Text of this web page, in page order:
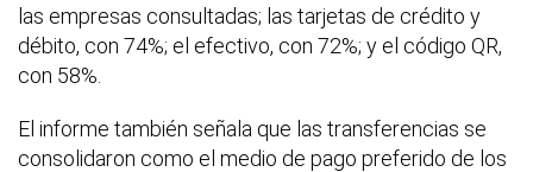
las empresas consultadas; las tarjetas de crédito y
débito, con 74%; el efectivo, con 72%; y el código QR,
con 58%.
El informe también señala que las transferencias se
consolidaron como el medio de pago preferido de los